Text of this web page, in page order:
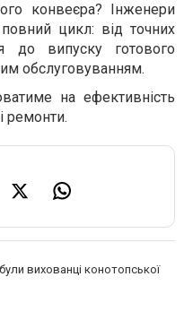
конвеєра? Інженери
цикл: від точних
до випуску готового
обслуговуванням.
на ефективність
ремонти.
вихованці конотопської